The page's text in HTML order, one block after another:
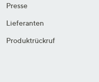
Presse
Lieferanten
Produktrückruf